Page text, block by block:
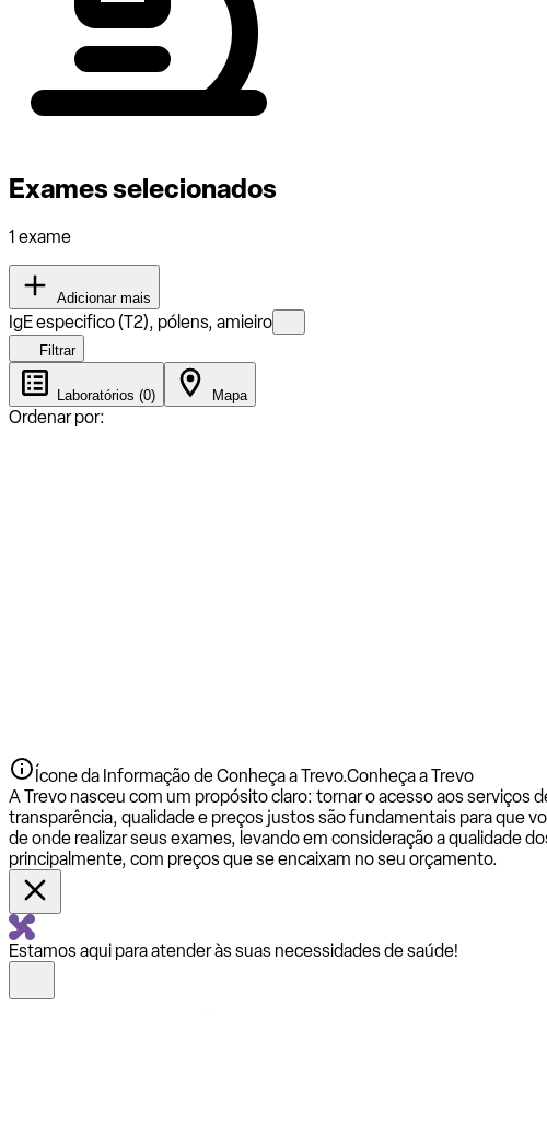
Exames selecionados
1 exame
Adicionar mais
IgE especifico (T2), pólens, amieiro
Filtrar
Laboratórios (0) Mapa
Ordenar por:
Ícone da Informação de Conheça a Trevo.Conheça a Trevo
A Trevo nasceu com um propósito claro: tornar o acesso aos serviços
transparência, qualidade e preços justos são fundamentais para que
de onde realizar seus exames, levando em consideração a qualidade
principalmente, com preços que se encaixam no seu orçamento.
Estamos aqui para atender às suas necessidades de saúde!